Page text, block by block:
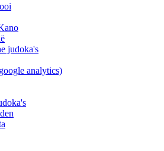
judoka's
analytics)